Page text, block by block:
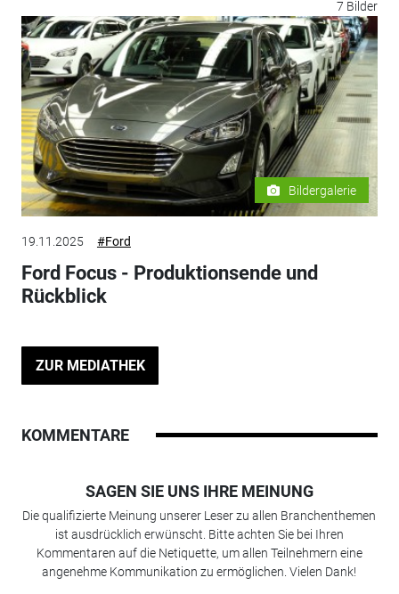
7 Bilder
Bildergalerie
19.11.2025 #Ford
Ford Focus - Produktionsende und
Rückblick
ZUR MEDIATHEK
KOMMENTARE
SAGEN SIE UNS IHRE MEINUNG
Die qualifizierte Meinung unserer Leser zu allen Branchenthemen
ist ausdrücklich erwünscht. Bitte achten Sie bei Ihren
Kommentaren auf die Netiquette, um allen Teilnehmern eine
angenehme Kommunikation zu ermöglichen. Vielen Dank!